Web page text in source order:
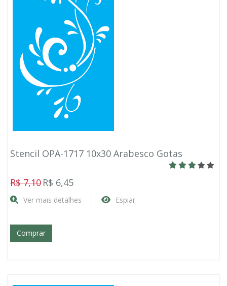
Stencil OPA-1717 10x30 Arabesco Gotas
R$ 7,10 R$ 6,45
Ver mais detalhes Espiar
Comprar